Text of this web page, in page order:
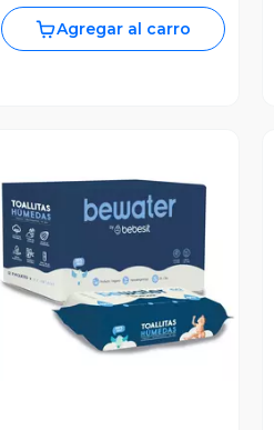
Agregar al carro
Vista Previa